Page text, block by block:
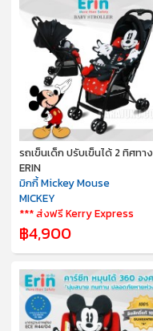
รถเข็นเด็ก ปรับเข็นได้ 2 ทิศทาง
ERIN
มิกกี้ Mickey Mouse
MICKEY
*** ส่งฟรี Kerry Express
฿4,900